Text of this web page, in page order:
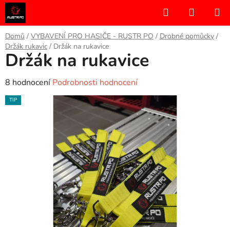
Přejít
na
obsah
Hledat
KOŠÍK
Domů / VYBAVENÍ PRO HASIČE - RUSTR PO / Drobné pomůcky /
Držák rukavic / Držák na rukavice
Držák na rukavice
Průměrné
hodnocení
8 hodnocení Podrobnosti hodnocení
TIP